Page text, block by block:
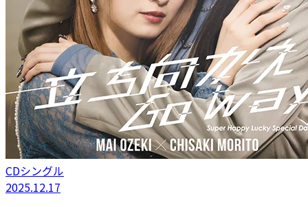
CDシングル
2025.12.17